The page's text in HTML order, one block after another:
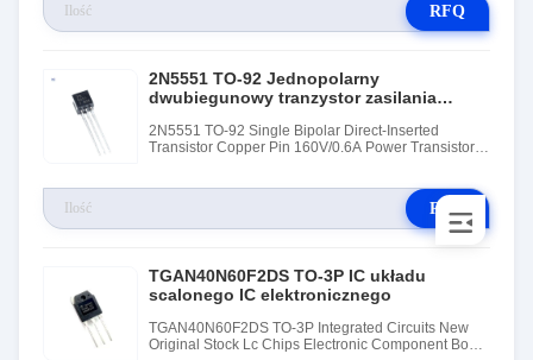
RFQ
2N5551 TO-92 Jednopolarny
dwubiegunowy tranzystor zasilania
Tranzystor elektroniczny
2N5551 TO-92 Single Bipolar Direct-Inserted
Transistor Copper Pin 160V/0.6A Power Transistor
RFQ
TGAN40N60F2DS TO-3P IC układu
scalonego IC elektronicznego
TGAN40N60F2DS TO-3P Integrated Circuits New
Original Stock Lc Chips Electronic Component Bom